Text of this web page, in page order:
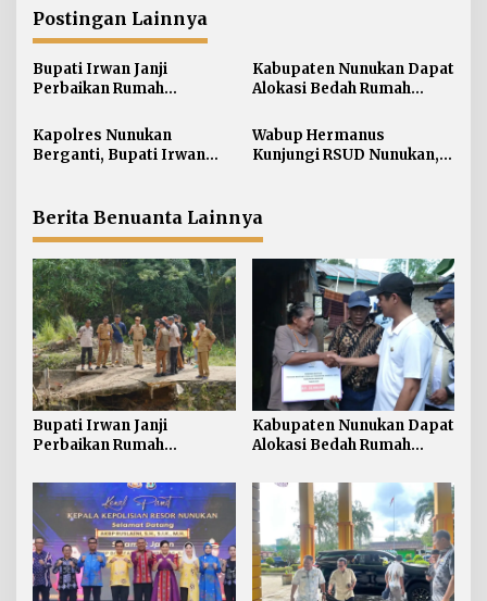
g
a
s
i
o
Postingan Lainnya
Bupati Irwan Janji
Perbaikan Rumah
Nunukan Tahun Ini
Kabupaten Nunukan Dapat
Alokasi Bedah Rumah
916 Unit
Kapolres Nunukan
Berganti, Bupati Irwan
Perbatasan
Wabup Hermanus
Kunjungi RSUD Nunukan,
Berita Benuanta Lainnya
Bupati Irwan Janji
Perbaikan Rumah
Nunukan Tahun Ini
Kabupaten Nunukan Dapat
Alokasi Bedah Rumah
916 Unit